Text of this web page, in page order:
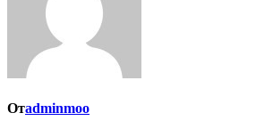
Отadminmoo